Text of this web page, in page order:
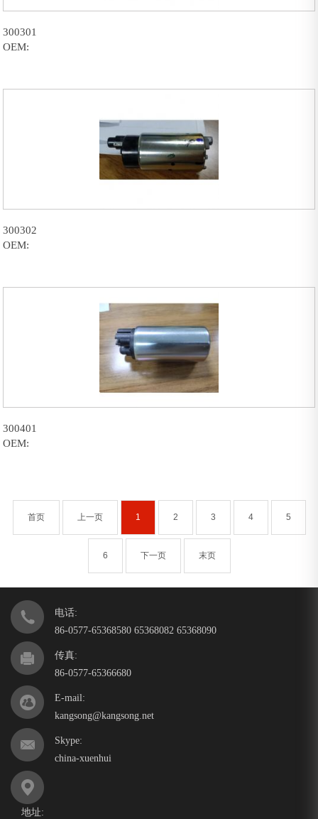
300301
OEM:
300302
OEM:
300401
OEM:
首页 上一页 1 2 3 4 5
6 下一页 末页
电话:
86-0577-65368580 65368082 65368090
传真:
86-0577-65366680
E-mail:
kangsong@kangsong.net
Skype:
china-xuenhui
地址: